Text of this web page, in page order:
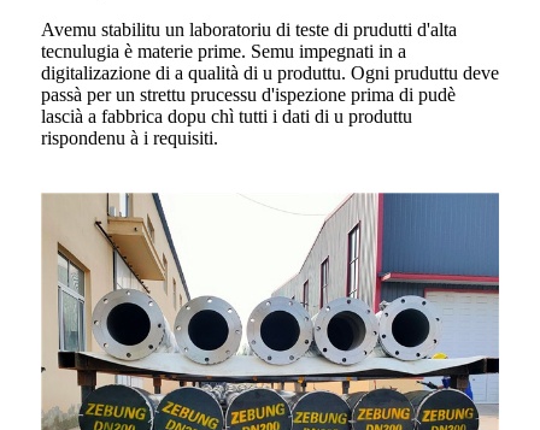
Avemu stabilitu un laboratoriu di teste di prudutti d'alta
tecnulugia è materie prime. Semu impegnati in a
digitalizazione di a qualità di u produttu. Ogni pruduttu deve
passà per un strettu prucessu d'ispezione prima di pudè
lascià a fabbrica dopu chì tutti i dati di u produttu
rispondenu à i requisiti.